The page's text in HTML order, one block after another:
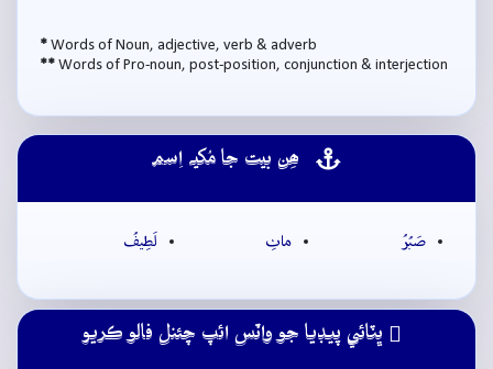
* Words of Noun, adjective, verb & adverb
** Words of Pro-noun, post-position, conjunction & interjection
ھِن بيت جا مُکيہ اِسم
صَبُرُ ماٺِ لَطِيفُ
ڀٽائي پيڊيا جو واٽس ائپ چئنل فالو ڪريو